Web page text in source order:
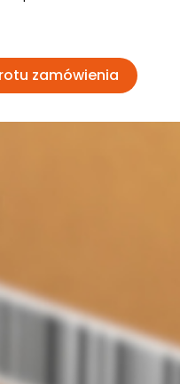
zamówienia